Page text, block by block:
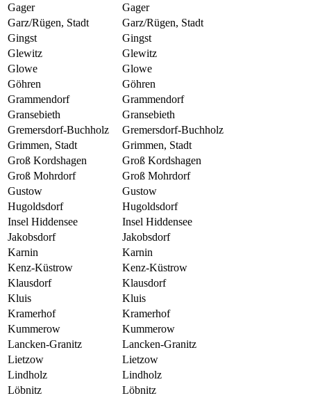
Gager
Gager
Garz/Rügen, Stadt
Garz/Rügen, Stadt
Gingst
Gingst
Glewitz
Glewitz
Glowe
Glowe
Göhren
Göhren
Grammendorf
Grammendorf
Gransebieth
Gransebieth
Gremersdorf-Buchholz
Gremersdorf-Buchholz
Grimmen, Stadt
Grimmen, Stadt
Groß Kordshagen
Groß Kordshagen
Groß Mohrdorf
Groß Mohrdorf
Gustow
Gustow
Hugoldsdorf
Hugoldsdorf
Insel Hiddensee
Insel Hiddensee
Jakobsdorf
Jakobsdorf
Karnin
Karnin
Kenz-Küstrow
Kenz-Küstrow
Klausdorf
Klausdorf
Kluis
Kluis
Kramerhof
Kramerhof
Kummerow
Kummerow
Lancken-Granitz
Lancken-Granitz
Lietzow
Lietzow
Lindholz
Lindholz
Löbnitz
Löbnitz